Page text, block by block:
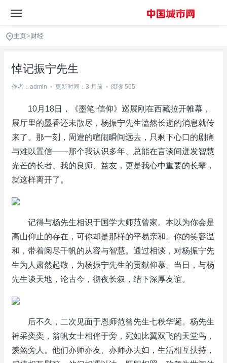
主页>财经
悼记振宁先生
作者：admin • 更新时间：3 月前 • 阅读 565
10月18日，《墨笔·信仰》巡展刚在西藏拉开帷幕，
展厅里的墨香还未散尽，杨振宁先生溘然长逝的消息就传
来了。那一刻，周遭的喧闹瞬间远去，只剩下心口的剧痛
与难以置信——那个我认识多年、总能在言谈间迸发智慧
光芒的长者、我的良师、益友，更是我心中重要的长辈，
就这样离开了。
记得与杨先生相识于国学大师范曾家。本以为你会是
高山仰止的存在，可你却是那样的平易亲和。你的笑容温
和，带着阅尽千帆的从容与智慧。通过相谈，对杨振宁先
生为人肃然起敬，为杨振宁先生的贡献仰慕。当日，与杨
先生谈天地，论古今，彻夜长叙，结下深厚友谊。
后不久，二次见面于恩师范曾先生七秩华诞。杨先生
神采奕奕，翁帆女士相伴于旁，宛如比翼双飞的天堂鸟，
羡煞旁人。他们亦师亦友、亦师亦夫妇，生活相互扶持，